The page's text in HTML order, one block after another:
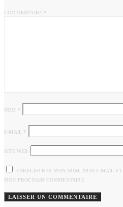
COMMENTAIRE *
NOM *
E-MAIL *
SITE WEB
ENREGISTRER MON NOM, MON E-MAIL
MON PROCHAIN COMMENTAIRE.